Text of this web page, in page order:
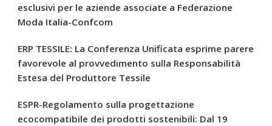
esclusivi per le aziende associate a Federazione
Moda Italia-Confcom
ERP TESSILE: La Conferenza Unificata esprime parere
favorevole al provvedimento sulla Responsabilità
Estesa del Produttore Tessile
ESPR-Regolamento sulla progettazione
ecocompatibile dei prodotti sostenibili: Dal 19